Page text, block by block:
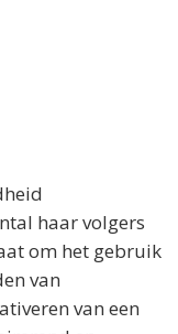
haar volgers
om het gebruik
van
van een